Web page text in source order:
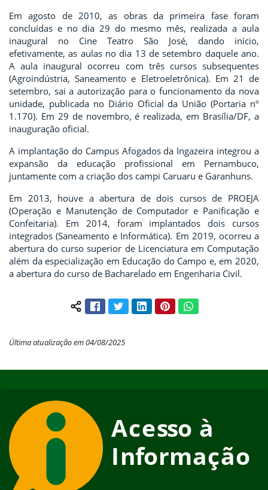
Em agosto de 2010, as obras da primeira fase foram
concluídas e no dia 29 do mesmo mês, realizada a aula
inaugural no Cine Teatro São José, dando início,
efetivamente, as aulas no dia 13 de setembro daquele ano.
A aula inaugural ocorreu com três cursos subsequentes
(Agroindústria, Saneamento e Eletroeletrônica). Em 21 de
setembro, sai a autorização para o funcionamento da nova
unidade, publicada no Diário Oficial da União (Portaria nº
1.170). Em 29 de novembro, é realizada, em Brasília/DF, a
inauguração oficial.
A implantação do Campus Afogados da Ingazeira integrou a
expansão da educação profissional em Pernambuco,
juntamente com a criação dos campi Caruaru e Garanhuns.
Em 2013, houve a abertura de dois cursos de PROEJA
(Operação e Manutenção de Computador e Panificação e
Confeitaria). Em 2014, foram implantados dois cursos
integrados (Saneamento e Informática). Em 2019, ocorreu a
abertura do curso superior de Licenciatura em Computação
além da especialização em Educação do Campo e, em 2020,
a abertura do curso de Bacharelado em Engenharia Civil.
Compartilhar conteúdo:
FacebookTwitterLinkedInPinterestWhatsApp
Última atualização em 04/08/2025